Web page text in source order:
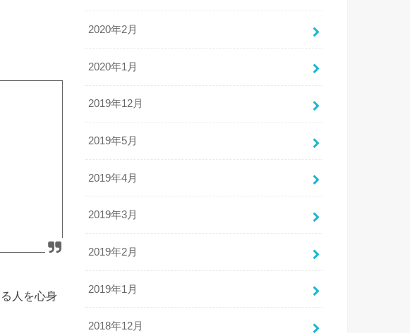
人を心身
2020年2月
2020年1月
2019年12月
2019年5月
2019年4月
2019年3月
2019年2月
2019年1月
2018年12月